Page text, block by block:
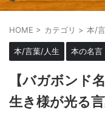
HOME > カテゴリ > 本/
本/言葉/人生 本の名言
【バガボンド
生き様が光る